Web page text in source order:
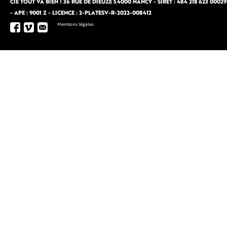
CIE TOUT VA BIEN ! 36 RUE DE DIEUZE 54000 NANCY - SIRET : 484 218 623 00029
- APE : 9001 Z - LICENCE : 2-PLATESV-R-2022-008412
Mentions légales